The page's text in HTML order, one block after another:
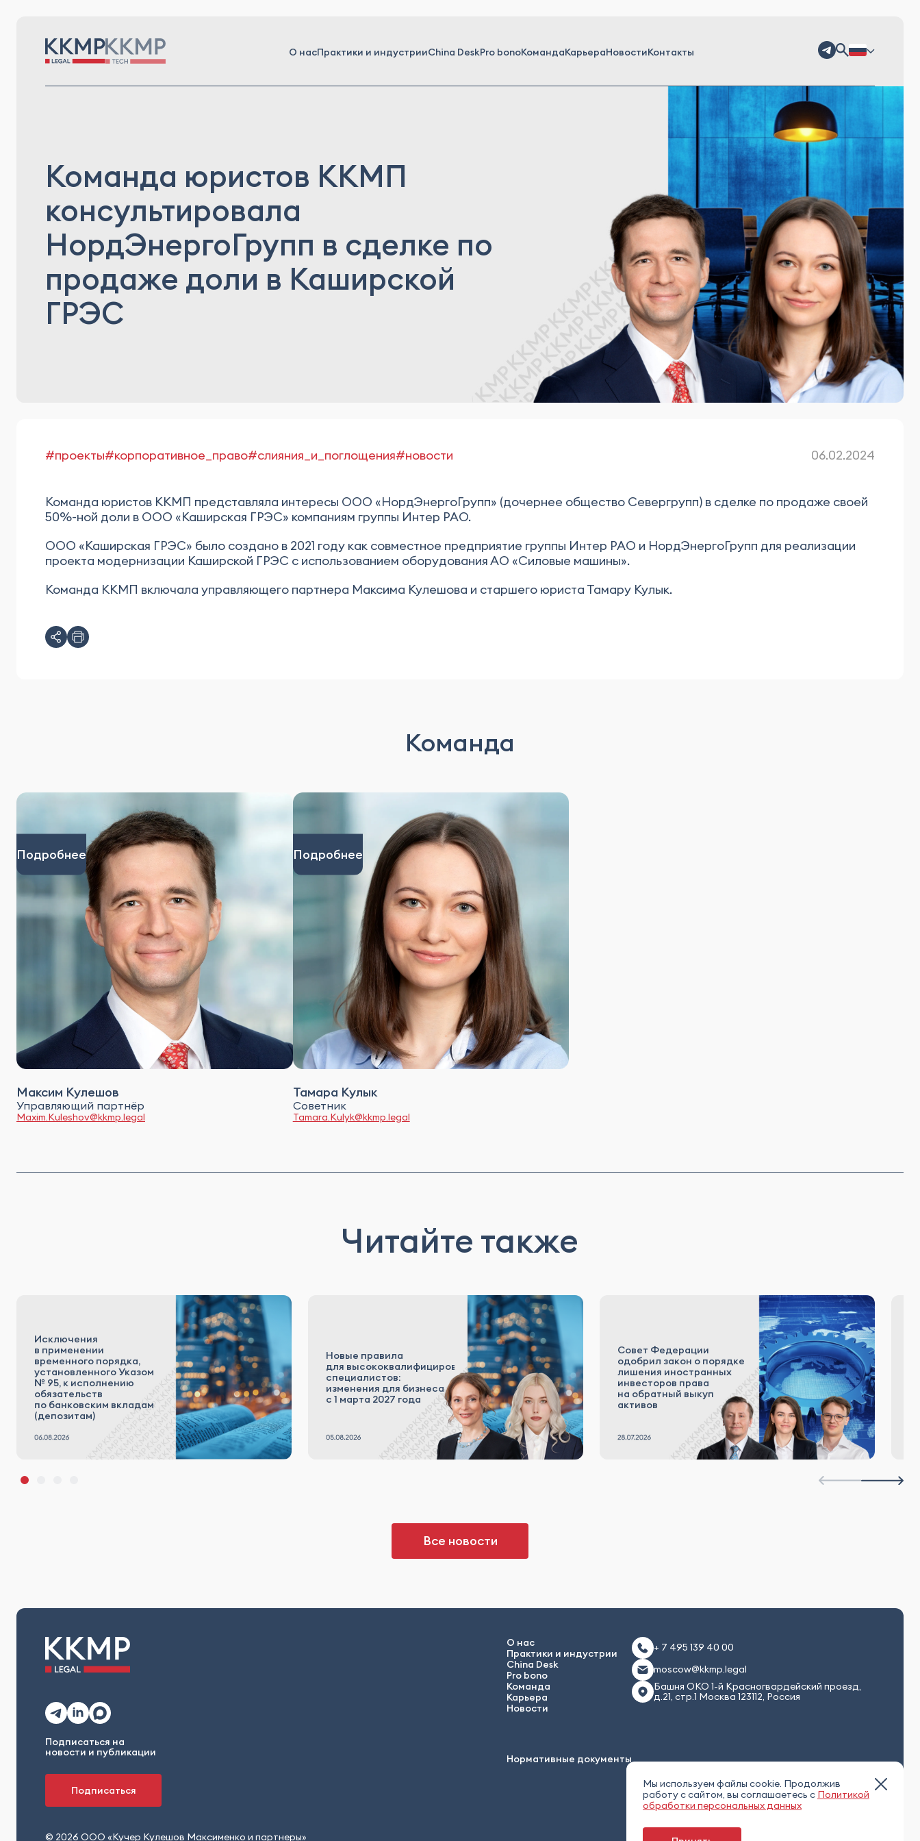
О насПрактики и индустрииChina DeskPro bonoКомандаКарьераНовостиКонтакты
Команда юристов ККМП
консультировала
НордЭнергоГрупп в сделке по
продаже доли в Каширской
ГРЭС
#проекты#корпоративное_право#слияния_и_поглощения#новости 06.02.2024
Команда юристов ККМП представляла интересы ООО «НордЭнергоГрупп» (дочернее общество Севергрупп) в сделке по продаже своей
50%-ной доли в ООО «Каширская ГРЭС» компаниям группы Интер РАО.
ООО «Каширская ГРЭС» было создано в 2021 году как совместное предприятие группы Интер РАО и НордЭнергоГрупп для реализации
проекта модернизации Каширской ГРЭС с использованием оборудования АО «Силовые машины».
Команда ККМП включала управляющего партнера Максима Кулешова и старшего юриста Тамару Кулык.
Команда
Подробнее
Максим Кулешов
Управляющий партнёр
Maxim.Kuleshov@kkmp.legal
Подробнее
Тамара Кулык
Советник
Tamara.Kulyk@kkmp.legal
Читайте также
Исключения
в применении
временного порядка,
установленного Указом
№ 95, к исполнению
обязательств
по банковским вкладам
(депозитам)
Новые правила
для высококвалифицированных
специалистов:
изменения для бизнеса
с 1 марта 2027 года
Совет Федерации
одобрил закон о порядке
лишения иностранных
инвесторов права
на обратный выкуп
активов
Все новости
Мы используем файлы cookie. Продолжив
работу с сайтом, вы соглашаетесь с Политикой
обработки персональных данных
Подписаться на
новости и публикации
Подписаться
О нас
Практики и индустрии
China Desk
Pro bono
Команда
Карьера
Новости
Нормативные документы
+ 7 495 139 40 00
moscow@kkmp.legal
Башня ОКО 1-й Красногвардейский проезд,
д.21, стр.1 Москва 123112, Россия
© 2026 ООО «Кучер Кулешов Максименко и партнеры»